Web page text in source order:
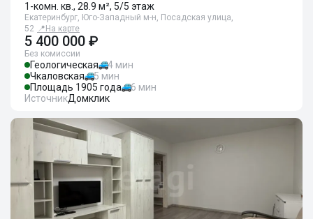
1-комн. кв., 28.9 м², 5/5 этаж
Екатеринбург, Юго-Западный м-н, Посадская улица,
52 📍 На карте
5 400 000 ₽
Без комиссии
Геологическая
4 мин
Чкаловская
5 мин
Площадь 1905 года
6 мин
ИсточникДомклик